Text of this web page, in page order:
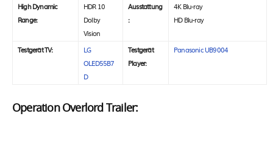
High Dynamic
Range:
HDR 10
Dolby
Vision
Ausstattung
:
4K Blu-ray
HD Blu-ray
Testgerät TV:
LG
OLED55B7
D
Testgerät
Player:
Panasonic UB9004
Operation Overlord Trailer: